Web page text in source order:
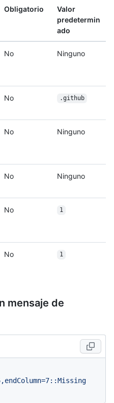
Obligatorio
Valor
predetermin
ado
No Ninguno
No .github
No Ninguno
No Ninguno
No 1
No 1
mensaje de